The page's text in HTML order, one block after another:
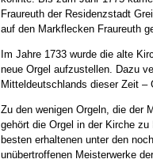
Fraureuth der Residenzstadt
auf den Markflecken Fraureuth
Im Jahre 1733 wurde die alte
neue Orgel aufzustellen. Dazu
Mitteldeutschlands dieser Zeit –
Zu den wenigen Orgeln, die der
gehört die Orgel in der Kirche
besten erhaltenen unter den
unübertroffenen Meisterwerke